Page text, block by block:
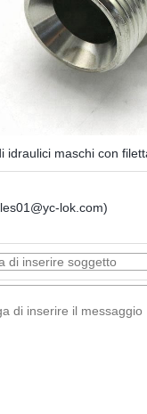
idraulici maschi con
lok.com)